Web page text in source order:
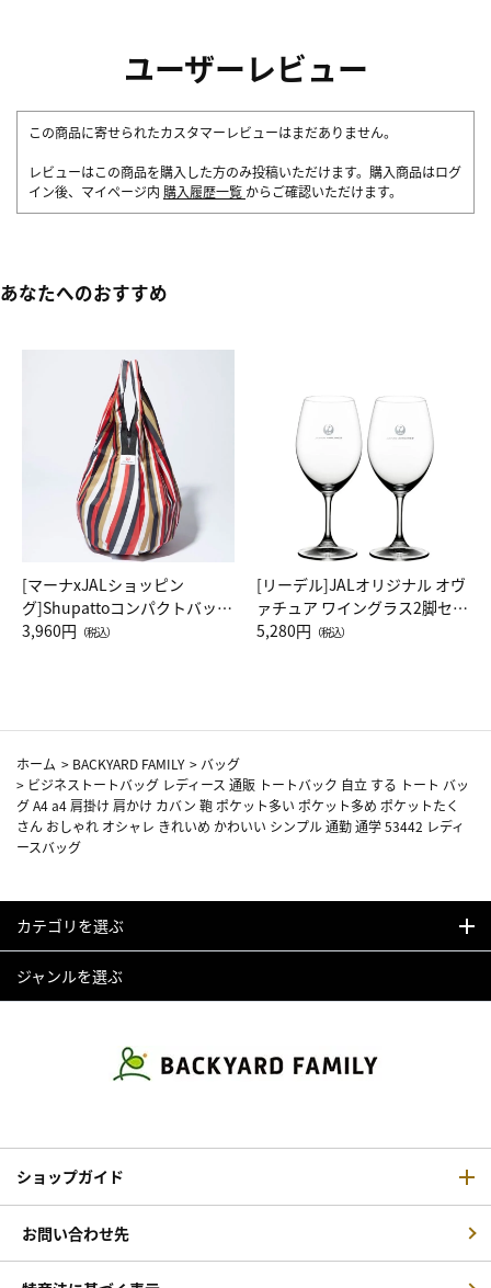
ユーザーレビュー
この商品に寄せられたカスタマーレビューはまだありません。
レビューはこの商品を購入した方のみ投稿いただけます。購入商品はログ
イン後、マイページ内 購入履歴一覧 からご確認いただけます。
あなたへのおすすめ
[マーナxJALショッピン
グ]Shupattoコンパクトバッグ
Drop JAL客室乗務員（LC）ス
3,960円 （税込）
[リーデル]JALオリジナル オヴ
ァチュア ワイングラス2脚セッ
ト（レッドワイン）
5,280円 （税込）
ホーム > BACKYARD FAMILY > バッグ
> ビジネストートバッグ レディース 通販 トートバック 自立 する トート バッ
グ A4 a4 肩掛け 肩かけ カバン 鞄 ポケット多い ポケット多め ポケットたく
さん おしゃれ オシャレ きれいめ かわいい シンプル 通勤 通学 53442 レディ
ースバッグ
カテゴリを選ぶ
ジャンルを選ぶ
ショップガイド
お問い合わせ先